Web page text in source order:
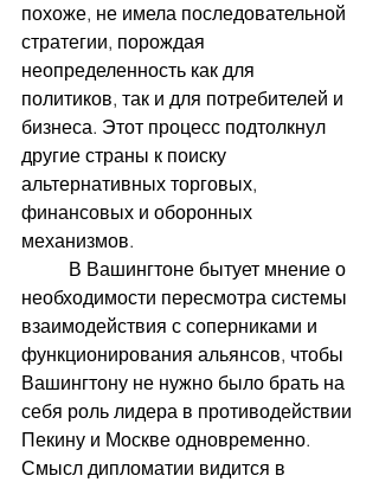
похоже, не имела последовательной
стратегии, порождая
неопределенность как для
политиков, так и для потребителей и
бизнеса. Этот процесс подтолкнул
другие страны к поиску
альтернативных торговых,
финансовых и оборонных
механизмов.
необходимости пересмотра системы
взаимодействия с соперниками и
функционирования альянсов, чтобы
Вашингтону не нужно было брать на
себя роль лидера в противодействии
Пекину и Москве одновременно.
Смысл дипломатии видится в